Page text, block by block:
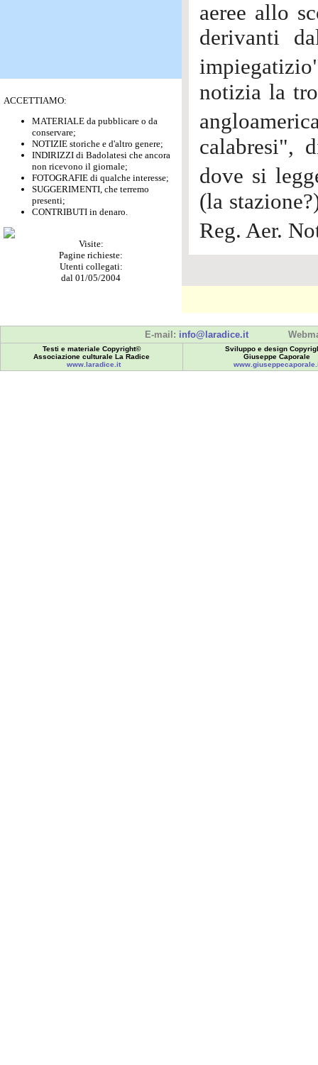
ACCETTIAMO:
MATERIALE da pubblicare o da
conservare;
NOTIZIE storiche e d'altro genere;
INDIRIZZI di Badolatesi che ancora
non ricevono il giornale;
FOTOGRAFIE di qualche interesse;
SUGGERIMENTI, che terremo
presenti;
CONTRIBUTI in denaro.
Visite:
Pagine richieste:
Utenti collegati:
dal 01/05/2004
aeree allo
derivanti
notizia la
calabresi",
dove si
(la
Reg. Aer.
E-mail: info@laradice.it
Testi e materiale Copyright©
Associazione culturale La Radice
www.laradice.it
Sviluppo e design
Giuseppe Caporale